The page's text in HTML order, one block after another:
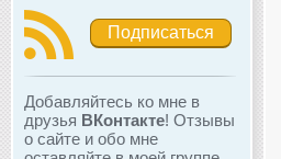
Подписаться
Добавляйтесь ко мне в
друзья ВКонтакте! Отзывы
о сайте и обо мне